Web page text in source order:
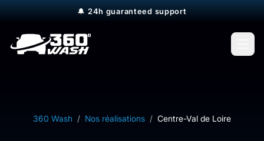
🔔 24h guaranteed support
360 Wash / Nos réalisations / Centre-Val de Loire